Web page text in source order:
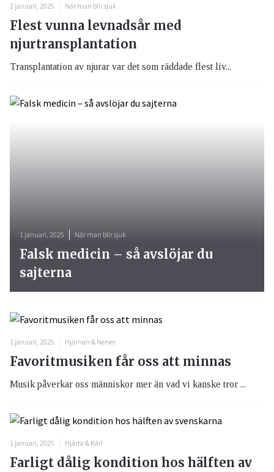
2 januari, 2025 När man blir sjuk
Flest vunna levnadsår med
njurtransplantation
Transplantation av njurar var det som räddade flest liv...
1 januari, 2025 Hjärnan & Nerver
Favoritmusiken får oss att minnas
Musik påverkar oss människor mer än vad vi kanske tror ...
1 januari, 2025 Hjärta & Kärl
Farligt dålig kondition hos hälften av
1 januari, 2025 När man blir sjuk
Falsk medicin – så avslöjar du
sajterna